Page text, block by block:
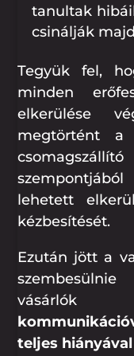
tanultak
csinálják
Tegyük fel,
minden
elkerülése
megtörtént
lehetett
kézbesítését.
Ezután jött a
vásárlók
teljes hiányával